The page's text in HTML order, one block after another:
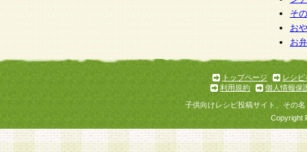
加・ 利用停止等を求められた場合には、ご本人
て確認できた場合に限り、法令に準拠して合理的
いただきます。なお、開示 請求等の請求先は個
ります。
1.会員とは、本規約等を承諾のうえ、当社所定の
了し、当社が承認した者、グループとします。な
が以下に該当する場合は会員登録をすることがで
そ
お
お
トップページ
レシピ
利用規約
個人情報保
子供向けレシピ投稿サイト、その
Copyright